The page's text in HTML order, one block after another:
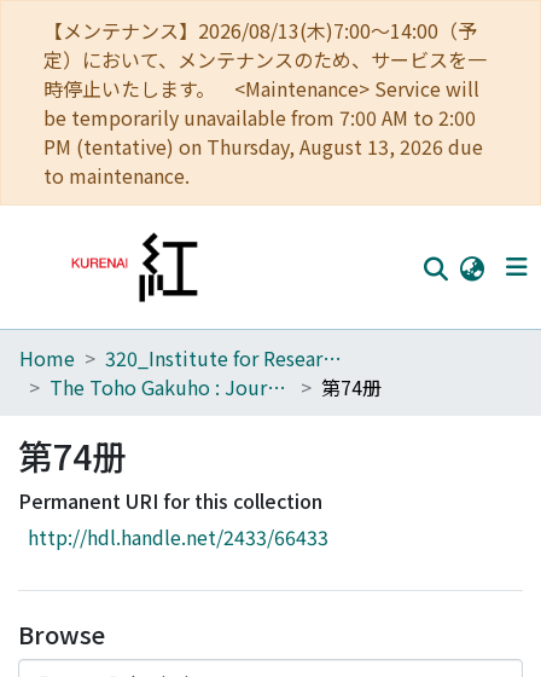
【メンテナンス】2026/08/13(木)7:00～14:00（予
定）において、メンテナンスのため、サービスを一
時停止いたします。 <Maintenance> Service will
be temporarily unavailable from 7:00 AM to 2:00
PM (tentative) on Thursday, August 13, 2026 due
to maintenance.
Home
Browse
Download Ranking
Access Statistics
Home
320_Institute for Research in Humanities
The Toho Gakuho : Journal of Oriental Studies, Kyoto
第74册
第74册
Permanent URI for this collection
http://hdl.handle.net/2433/66433
Browse